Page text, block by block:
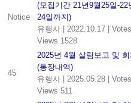
Notice
(모집기간 21년9월25일-22
24일까지)
유행사
2022.10.17
Views 1528
45
2025년 4월 살림보고 및 회
(통장내역)
유행사
2025.05.28
Views 511